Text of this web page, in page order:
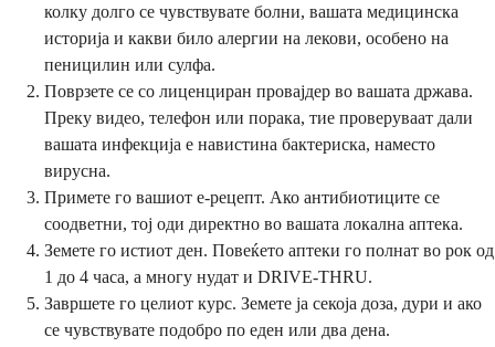
колку долго се чувствувате болни, вашата медицинска
историја и какви било алергии на лекови, особено на
пеницилин или сулфа.
Поврзете се со лиценциран провајдер во вашата држава.
Преку видео, телефон или порака, тие проверуваат дали
вашата инфекција е навистина бактериска, наместо
вирусна.
Примете го вашиот е-рецепт. Ако антибиотиците се
соодветни, тој оди директно во вашата локална аптека.
Земете го истиот ден. Повеќето аптеки го полнат во рок од
1 до 4 часа, а многу нудат и DRIVE-THRU.
Завршете го целиот курс. Земете ја секоја доза, дури и ако
се чувствувате подобро по еден или два дена.